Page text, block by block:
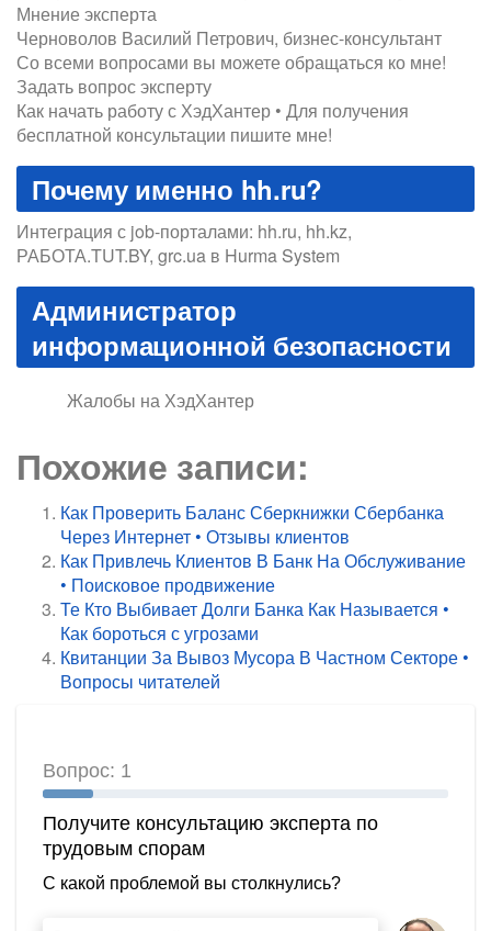
Мнение эксперта
Черноволов Василий Петрович, бизнес-консультант
Со всеми вопросами вы можете обращаться ко мне!
Задать вопрос эксперту
Как начать работу с ХэдХантер • Для получения
бесплатной консультации пишите мне!
Почему именно hh.ru?
Интеграция с job-порталами: hh.ru, hh.kz,
РАБОТА.TUT.BY, grc.ua в Hurma System
Администратор
информационной безопасности
Жалобы на ХэдХантер
Похожие записи:
Как Проверить Баланс Сберкнижки Сбербанка
Через Интернет • Отзывы клиентов
Как Привлечь Клиентов В Банк На Обслуживание
• Поисковое продвижение
Те Кто Выбивает Долги Банка Как Называется •
Как бороться с угрозами
Квитанции За Вывоз Мусора В Частном Секторе •
Вопросы читателей